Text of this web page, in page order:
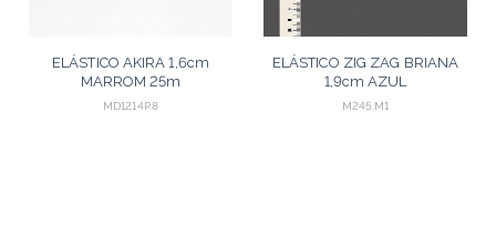
ELÁSTICO AKIRA 1,6cm
MARROM 25m
MD1214P.8
ELÁSTICO ZIG ZAG BRIANA
1,9cm AZUL
PISCINA/CRU/TANGERINA
M245.M1